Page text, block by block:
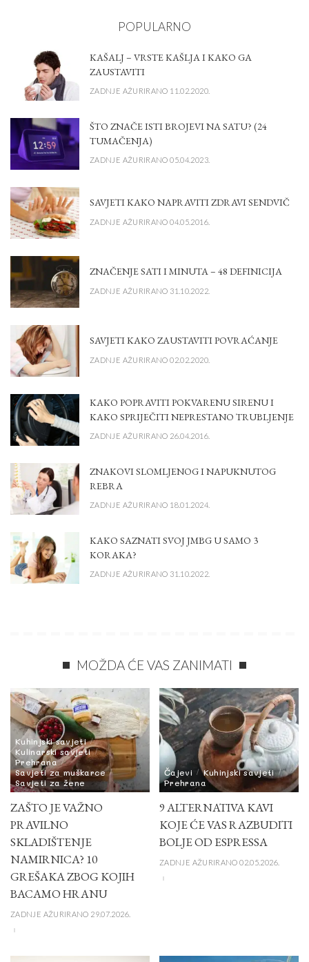
POPULARNO
KAŠALJ – VRSTE KAŠLJA I KAKO GA
ZAUSTAVITI
ZADNJE AŽURIRANO 11.02.2020.
ŠTO ZNAČE ISTI BROJEVI NA SATU? (24
TUMAČENJA)
ZADNJE AŽURIRANO 05.04.2023.
SAVJETI KAKO NAPRAVITI ZDRAVI SENDVIČ
ZADNJE AŽURIRANO 04.05.2016.
ZNAČENJE SATI I MINUTA – 48 DEFINICIJA
ZADNJE AŽURIRANO 31.10.2022.
SAVJETI KAKO ZAUSTAVITI POVRAĆANJE
ZADNJE AŽURIRANO 02.02.2020.
KAKO POPRAVITI POKVARENU SIRENU I
KAKO SPRIJEČITI NEPRESTANO TRUBLJENJE
ZADNJE AŽURIRANO 26.04.2016.
ZNAKOVI SLOMLJENOG I NAPUKNUTOG
REBRA
ZADNJE AŽURIRANO 18.01.2024.
KAKO SAZNATI SVOJ JMBG U SAMO 3
KORAKA?
ZADNJE AŽURIRANO 31.10.2022.
MOŽDA ĆE VAS ZANIMATI
Kuhinjski savjeti
Kulinarski savjeti
Prehrana
Savjeti za muškarce
Savjeti za žene
ZAŠTO JE VAŽNO
PRAVILNO
SKLADIŠTENJE
NAMIRNICA? 10
GREŠAKA ZBOG KOJIH
BACAMO HRANU
ZADNJE AŽURIRANO 29.07.2026.
Čajevi
Kuhinjski savjeti
Prehrana
9 ALTERNATIVA KAVI
KOJE ĆE VAS RAZBUDITI
BOLJE OD ESPRESSA
ZADNJE AŽURIRANO 02.05.2026.